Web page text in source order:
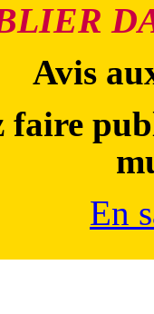
Avis
faire
En